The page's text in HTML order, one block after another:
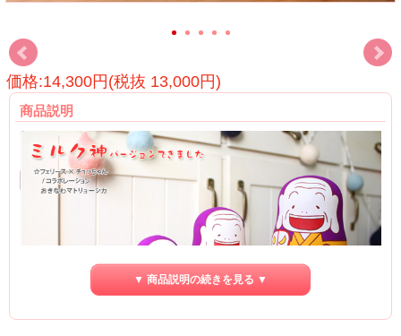
価格:14,300円(税抜 13,000円)
商品説明
▼ 商品説明の続きを見る ▼